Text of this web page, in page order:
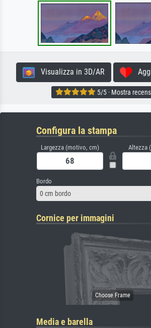
Visualizza in 3D/AR
5/5 · Mostra
Configura la stampa
Largezza (motivo, cm) Altezza
Bordo
0 cm bordo
Cornice per immagini
Media e barella